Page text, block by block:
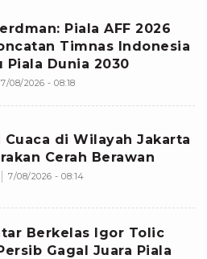
Piala AFF 2026
Timnas Indonesia
Piala Dunia 2030
7/08/2026 - 08:18
Cuaca di Wilayah Jakarta
Cerah Berawan
7/08/2026 - 08:14
Berkelas Igor Tolic
Gagal Juara Piala